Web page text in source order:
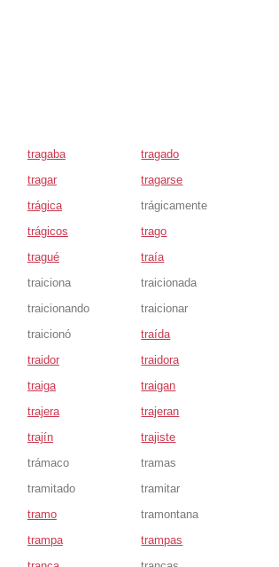
tragaba
tragado
tragar
tragarse
trágica
trágicamente
trágicos
trago
tragué
traía
traiciona
traicionada
traicionando
traicionar
traicionó
traída
traidor
traidora
traiga
traigan
trajera
trajeran
trajín
trajiste
trámaco
tramas
tramitado
tramitar
tramo
tramontana
trampa
trampas